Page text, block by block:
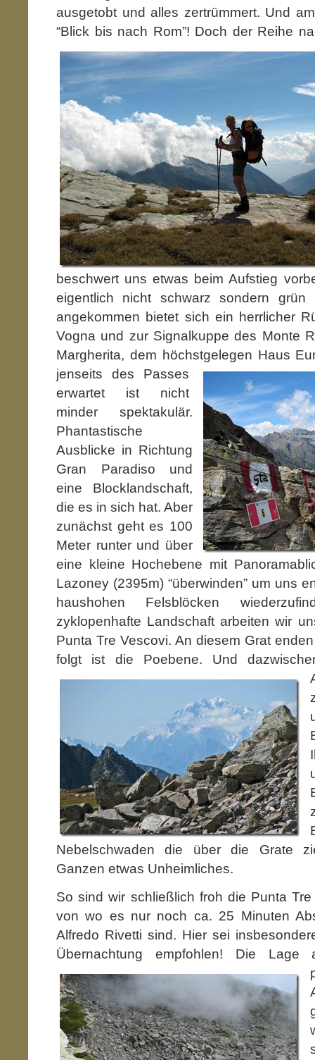
ausgetobt und alles zertrümmert. Und
“Blick bis nach Rom”! Doch der Reihe
beschwert uns etwas beim Aufstieg
eigentlich nicht schwarz sondern
angekommen bietet sich ein herrlicher
Vogna und zur Signalkuppe des Monte
Margherita, dem höchstgelegen Haus
jenseits des Passes
erwartet ist nicht
minder spektakulär.
Phantastische
Ausblicke in Richtung
Gran Paradiso und
eine Blocklandschaft,
die es in sich hat. Aber
zunächst geht es 100
Meter runter und über
eine kleine Hochebene mit
Lazoney (2395m) “überwinden” um uns
haushohen Felsblöcken
zyklopenhafte Landschaft arbeiten wir
Punta Tre Vescovi. An diesem Grat
folgt ist die Poebene. Und
Nebelschwaden die über die Grate
Ganzen etwas Unheimliches.
So sind wir schließlich froh die Punta
von wo es nur noch ca. 25 Minuten
Alfredo Rivetti sind. Hier sei
Übernachtung empfohlen! Die Lage